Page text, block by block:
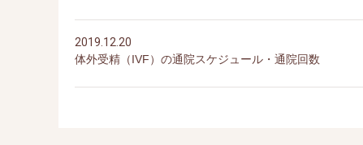
2019.12.20
体外受精（IVF）の通院スケジュール・通院回数